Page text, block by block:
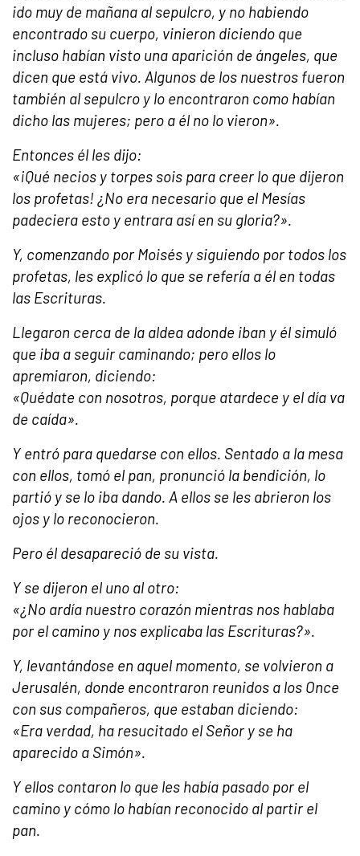
ido muy de mañana al sepulcro, y no habiendo
encontrado su cuerpo, vinieron diciendo que
incluso habían visto una aparición de ángeles, que
dicen que está vivo. Algunos de los nuestros fueron
también al sepulcro y lo encontraron como habían
dicho las mujeres; pero a él no lo vieron».
Entonces él les dijo:
«¡Qué necios y torpes sois para creer lo que dijeron
los profetas! ¿No era necesario que el Mesías
padeciera esto y entrara así en su gloria?».
Y, comenzando por Moisés y siguiendo por todos los
profetas, les explicó lo que se refería a él en todas
las Escrituras.
Llegaron cerca de la aldea adonde iban y él simuló
que iba a seguir caminando; pero ellos lo
apremiaron, diciendo:
«Quédate con nosotros, porque atardece y el día va
de caída».
Y entró para quedarse con ellos. Sentado a la mesa
con ellos, tomó el pan, pronunció la bendición, lo
partió y se lo iba dando. A ellos se les abrieron los
ojos y lo reconocieron.
Pero él desapareció de su vista.
Y se dijeron el uno al otro:
«¿No ardía nuestro corazón mientras nos hablaba
por el camino y nos explicaba las Escrituras?».
Y, levantándose en aquel momento, se volvieron a
Jerusalén, donde encontraron reunidos a los Once
con sus compañeros, que estaban diciendo:
«Era verdad, ha resucitado el Señor y se ha
aparecido a Simón».
Y ellos contaron lo que les había pasado por el
camino y cómo lo habían reconocido al partir el
pan.